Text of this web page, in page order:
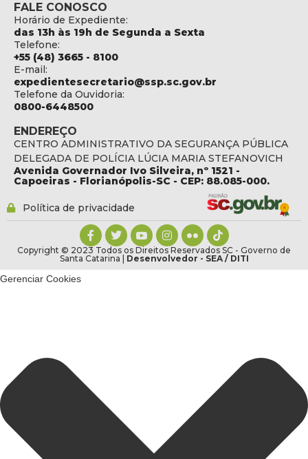
FALE CONOSCO
Horário de Expediente:
das 13h às 19h de Segunda a Sexta
Telefone:
+55 (48) 3665 - 8100
E-mail:
expedientesecretario@ssp.sc.gov.br
Telefone da Ouvidoria:
0800-6448500
ENDEREÇO
CENTRO ADMINISTRATIVO DA SEGURANÇA PÚBLICA
DELEGADA DE POLÍCIA LÚCIA MARIA STEFANOVICH
Avenida Governador Ivo Silveira, nº 1521 -
Capoeiras - Florianópolis-SC - CEP: 88.085-000.
Política de privacidade
Copyright © 2023 Todos os Direitos Reservados SC - Governo de
Santa Catarina | Desenvolvedor - SEA / DITI
Gerenciar Cookies